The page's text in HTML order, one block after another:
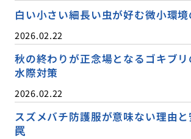
白い小さい細長い虫が好む微小環
2026.02.22
秋の終わりが正念場となるゴキブ
水際対策
2026.02.22
スズメバチ防護服が意味ない理由
罠